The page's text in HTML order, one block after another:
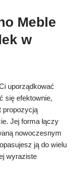
Meble
w
uporządkować
się efektownie,
propozycją
Jej forma łączy
nowoczesnym
ją do wielu
wyraziste